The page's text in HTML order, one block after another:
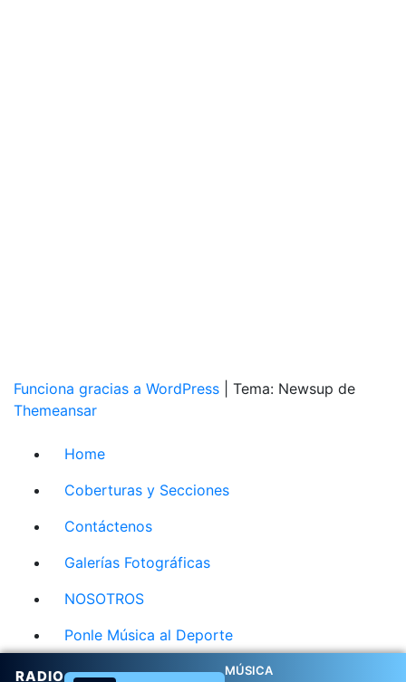
RADIO
MÚSICA
Funciona gracias a WordPress
Tema: Newsup de
Themeansar
Home
Coberturas y Secciones
Contáctenos
Galerías Fotográficas
NOSOTROS
Ponle Música al Deporte